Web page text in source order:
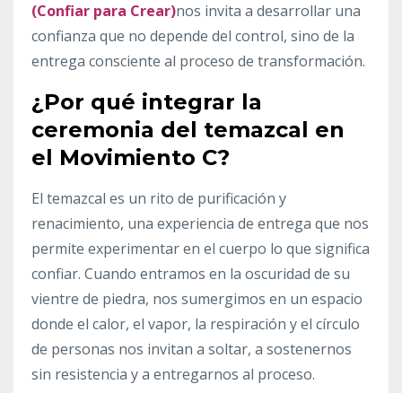
(Confiar para Crear)nos invita a desarrollar una
confianza que no depende del control, sino de la
entrega consciente al proceso de transformación.
¿Por qué integrar la
ceremonia del temazcal en
el Movimiento C?
El temazcal es un rito de purificación y
renacimiento, una experiencia de entrega que nos
permite experimentar en el cuerpo lo que significa
confiar. Cuando entramos en la oscuridad de su
vientre de piedra, nos sumergimos en un espacio
donde el calor, el vapor, la respiración y el círculo
de personas nos invitan a soltar, a sostenernos
sin resistencia y a entregarnos al proceso.